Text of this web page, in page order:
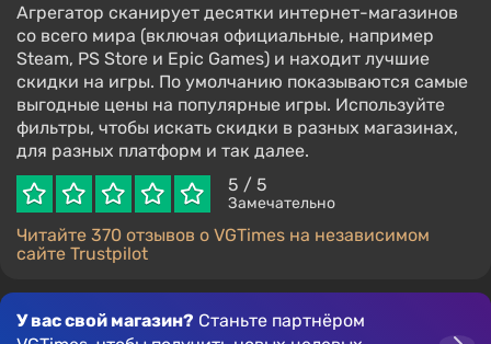
Агрегатор сканирует десятки интернет-магазинов
со всего мира (включая официальные, например
Steam, PS Store и Epic Games) и находит лучшие
скидки на игры. По умолчанию показываются самые
выгодные цены на популярные игры. Используйте
фильтры, чтобы искать скидки в разных магазинах,
для разных платформ и так далее.
5 / 5
Замечательно
Читайте 370 отзывов о VGTimes на независимом
сайте Trustpilot
У вас свой магазин? Станьте партнёром